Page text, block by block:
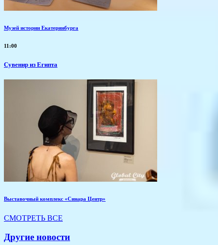
Музей истории Екатеринбурга
11:00
Сувенир из Египта
Выставочный комплекс «Синара Центр»
СМОТРЕТЬ ВСЕ
Другие новости